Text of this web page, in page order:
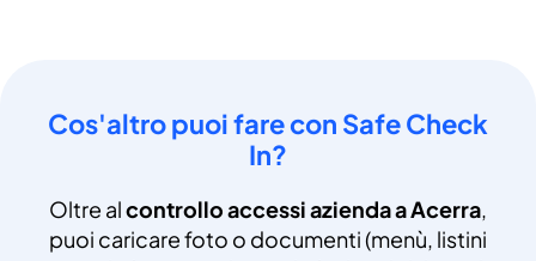
Cos'altro puoi fare con Safe Check
In?
Oltre alcontrollo accessi azienda a Acerra,
puoi caricare foto o documenti (menù, listini